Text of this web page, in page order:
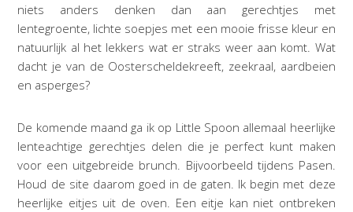
niets anders denken dan aan gerechtjes met
lentegroente, lichte soepjes met een mooie frisse kleur en
natuurlijk al het lekkers wat er straks weer aan komt. Wat
dacht je van de Oosterscheldekreeft, zeekraal, aardbeien
en asperges?
De komende maand ga ik op Little Spoon allemaal heerlijke
lenteachtige gerechtjes delen die je perfect kunt maken
voor een uitgebreide brunch. Bijvoorbeeld tijdens Pasen.
Houd de site daarom goed in de gaten. Ik begin met deze
heerlijke eitjes uit de oven. Een eitje kan niet ontbreken